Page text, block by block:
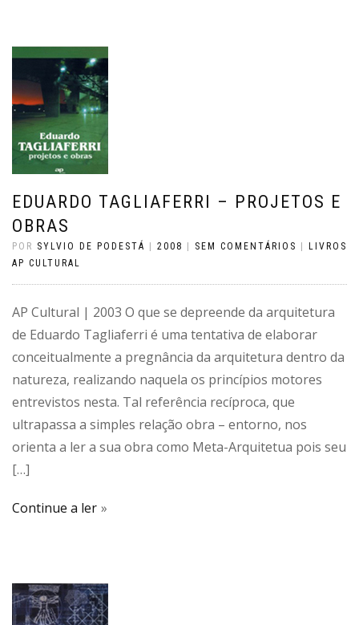
EDUARDO TAGLIAFERRI – PROJETOS E
OBRAS
POR SYLVIO DE PODESTÁ | 2008 | SEM COMENTÁRIOS | LIVROS
AP CULTURAL
AP Cultural | 2003 O que se depreende da arquitetura
de Eduardo Tagliaferri é uma tentativa de elaborar
conceitualmente a pregnância da arquitetura dentro da
natureza, realizando naquela os princípios motores
entrevistos nesta. Tal referência recíproca, que
ultrapassa a simples relação obra – entorno, nos
orienta a ler a sua obra como Meta-Arquitetua pois seu
[…]
Continue a ler